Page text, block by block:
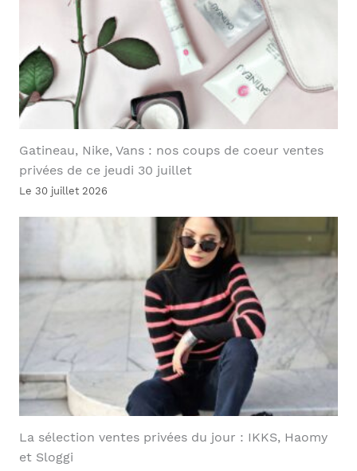
Gatineau, Nike, Vans : nos coups de coeur ventes
privées de ce jeudi 30 juillet
Le 30 juillet 2026
La sélection ventes privées du jour : IKKS, Haomy
et Sloggi